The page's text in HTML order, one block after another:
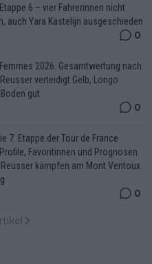
6 – vier Fahrerinnen nicht
auch Yara Kastelijn ausgeschieden
0
2026: Gesamtwertung nach
verteidigt Gelb, Longo
gut
0
7. Etappe der Tour de France
Favoritinnen und Prognosen
kämpfen am Mont Ventoux
0